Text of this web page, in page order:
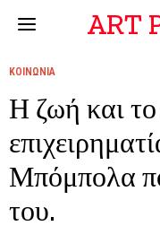
ART
ΚΟΙΝΩΝΙΑ
Η ζωή και το
Μπόμπολα
του.